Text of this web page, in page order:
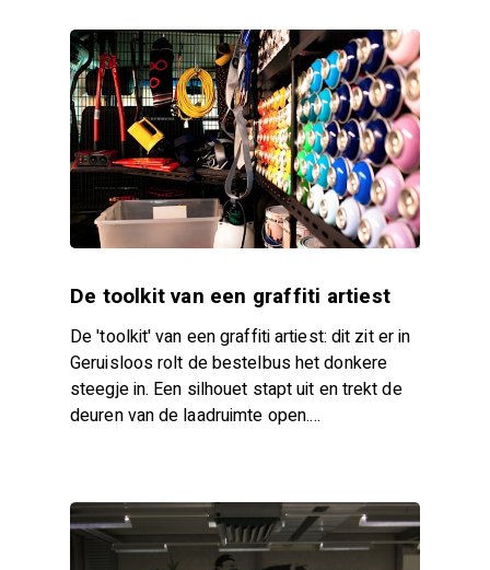
De toolkit van een graffiti artiest
De 'toolkit' van een graffiti artiest: dit zit er in
Geruisloos rolt de bestelbus het donkere
steegje in. Een silhouet stapt uit en trekt de
deuren van de laadruimte open.…